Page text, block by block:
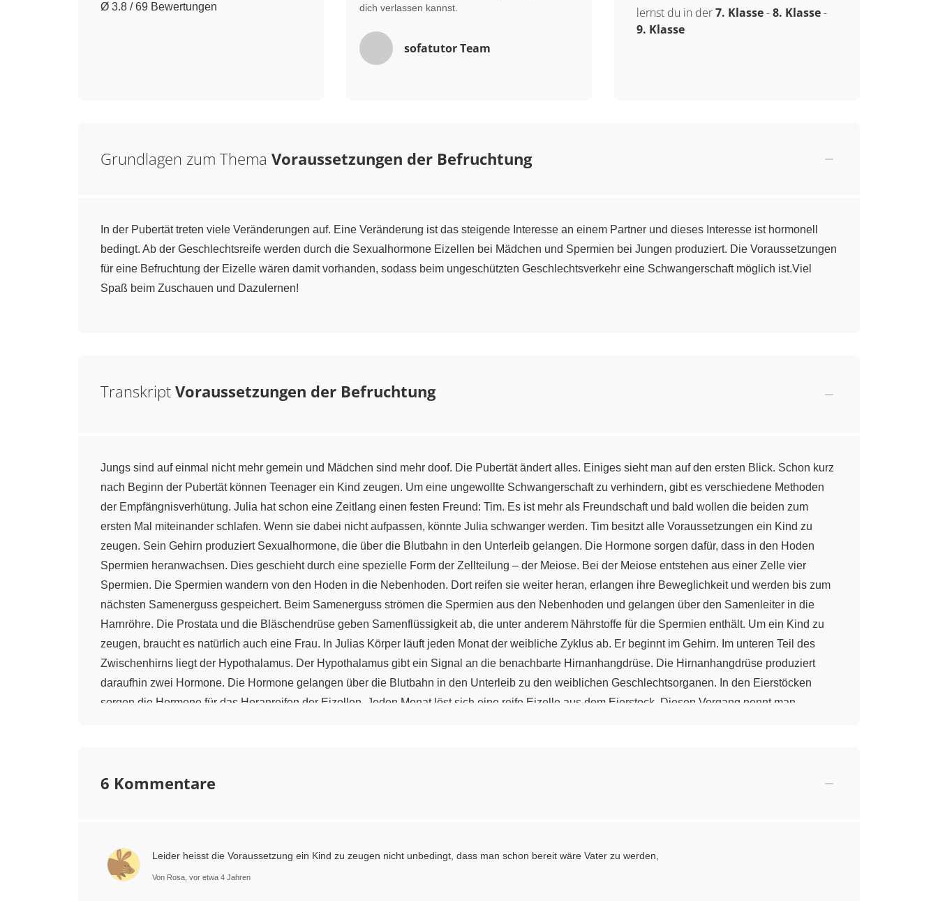
Ø 3.8 / 69 Bewertungen
dich verlassen kannst.
sofatutor Team
lernst du in der7. Klasse-8. Klasse-
9. Klasse
Grundlagen zum Thema Voraussetzungen der Befruchtung
In der Pubertät treten viele Veränderungen auf. Eine Veränderung ist das steigende Interesse an einem Partner und dieses Interesse ist hormonell
bedingt. Ab der Geschlechtsreife werden durch die Sexualhormone Eizellen bei Mädchen und Spermien bei Jungen produziert. Die Voraussetzungen
für eine Befruchtung der Eizelle wären damit vorhanden, sodass beim ungeschützten Geschlechtsverkehr eine Schwangerschaft möglich ist.Viel
Spaß beim Zuschauen und Dazulernen!
Transkript Voraussetzungen der Befruchtung
Jungs sind auf einmal nicht mehr gemein und Mädchen sind mehr doof. Die Pubertät ändert alles. Einiges sieht man auf den ersten Blick. Schon kurz
nach Beginn der Pubertät können Teenager ein Kind zeugen. Um eine ungewollte Schwangerschaft zu verhindern, gibt es verschiedene Methoden
der Empfängnisverhütung. Julia hat schon eine Zeitlang einen festen Freund: Tim. Es ist mehr als Freundschaft und bald wollen die beiden zum
ersten Mal miteinander schlafen. Wenn sie dabei nicht aufpassen, könnte Julia schwanger werden. Tim besitzt alle Voraussetzungen ein Kind zu
zeugen. Sein Gehirn produziert Sexualhormone, die über die Blutbahn in den Unterleib gelangen. Die Hormone sorgen dafür, dass in den Hoden
Spermien heranwachsen. Dies geschieht durch eine spezielle Form der Zellteilung – der Meiose. Bei der Meiose entstehen aus einer Zelle vier
Spermien. Die Spermien wandern von den Hoden in die Nebenhoden. Dort reifen sie weiter heran, erlangen ihre Beweglichkeit und werden bis zum
nächsten Samenerguss gespeichert. Beim Samenerguss strömen die Spermien aus den Nebenhoden und gelangen über den Samenleiter in die
Harnröhre. Die Prostata und die Bläschendrüse geben Samenflüssigkeit ab, die unter anderem Nährstoffe für die Spermien enthält. Um ein Kind zu
zeugen, braucht es natürlich auch eine Frau. In Julias Körper läuft jeden Monat der weibliche Zyklus ab. Er beginnt im Gehirn. Im unteren Teil des
Zwischenhirns liegt der Hypothalamus. Der Hypothalamus gibt ein Signal an die benachbarte Hirnanhangdrüse. Die Hirnanhangdrüse produziert
daraufhin zwei Hormone. Die Hormone gelangen über die Blutbahn in den Unterleib zu den weiblichen Geschlechtsorganen. In den Eierstöcken
sorgen die Hormone für das Heranreifen der Eizellen. Jeden Monat löst sich eine reife Eizelle aus dem Eierstock. Diesen Vorgang nennt man
6 Kommentare
Leider heisst die Voraussetzung ein Kind zu zeugen nicht unbedingt, dass man schon bereit wäre Vater zu werden,
Von Rosa, vor etwa 4 Jahren